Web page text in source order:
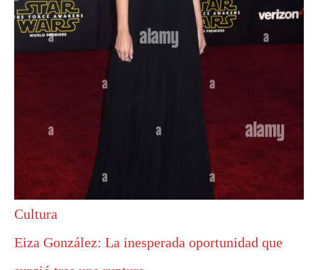
Cultura
Eiza González: La inesperada oportunidad que